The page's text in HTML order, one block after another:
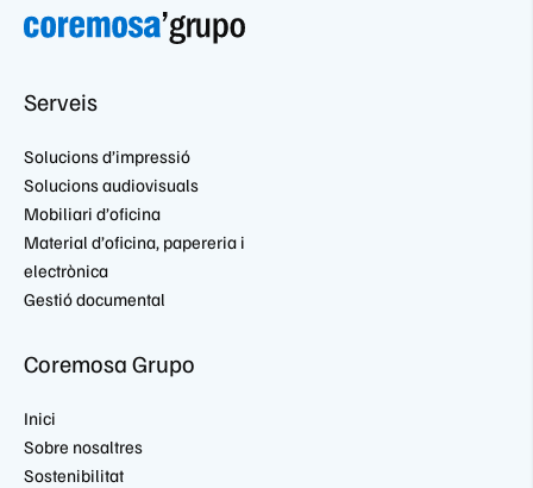
Serveis
Solucions d’impressió
Solucions audiovisuals
Mobiliari d’oficina
Material d’oficina, papereria i
electrònica
Gestió documental
Coremosa Grupo
Inici
Sobre nosaltres
Sostenibilitat